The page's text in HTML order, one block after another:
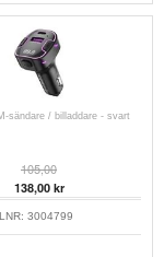
sändare / billaddare - svart
105,00
138,00kr
3004799